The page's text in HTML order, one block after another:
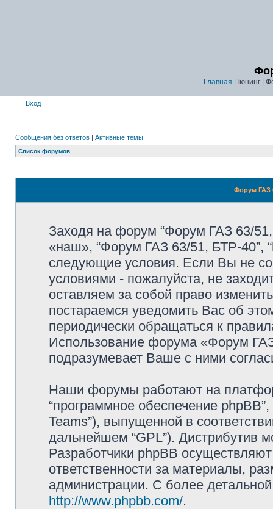
Главная |Тюнинг |
Вход
Сообщения без ответов | Активные темы
Список форумов
Форум ГАЗ
Заходя на форум “Форум ГАЗ 63/
«наш», “Форум ГАЗ 63/51, БТР-40”,
следующие условия. Если Вы не
условиями - пожалуйста, не
оставляем за собой право
постараемся уведомить Вас об
периодически обращаться к
Использование форума «Форум
подразумевает Ваше с ними
Наши форумы работают на
“программное обеспечение
Teams”), выпущенной в
дальнейшем “GPL”). Дистрибутив
Разработчики phpBB
ответственности за материалы,
администрации. С более
http://www.phpbb.com/.